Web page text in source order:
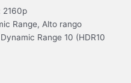
2160p
Range, Alto rango
Range 10 (HDR10